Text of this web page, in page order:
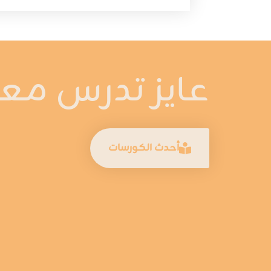
عايز تدرس
أحدث الكورسات